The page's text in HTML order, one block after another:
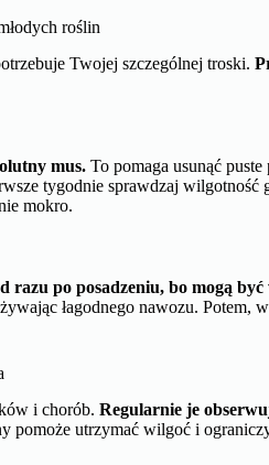
roślin
Twojej szczególnej troski.
mus. To pomaga usunąć
tygodnie sprawdzaj
mokro.
razu po posadzeniu, bo mogą
łagodnego nawozu. Potem,
i chorób.Regularnie je
pomoże utrzymać wilgoć i